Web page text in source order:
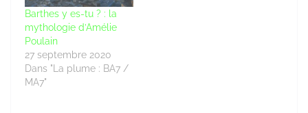
Barthes y es-tu ? : la
mythologie d’Amélie
Poulain
27 septembre 2020
Dans "La plume : BA7 /
MA7"